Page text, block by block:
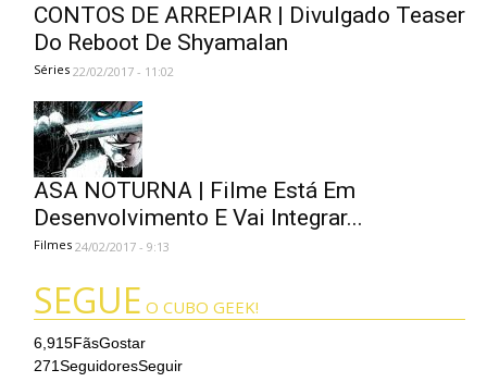
CONTOS DE ARREPIAR | Divulgado Teaser
Do Reboot De Shyamalan
Séries 22/02/2017 - 11:02
ASA NOTURNA | Filme Está Em
Desenvolvimento E Vai Integrar...
Filmes 24/02/2017 - 9:13
SEGUE O CUBO GEEK!
6,915FãsGostar
271SeguidoresSeguir